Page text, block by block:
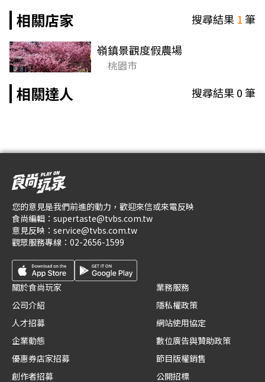
相關店家 搜尋結果 1筆
嶺鎮景觀度假農場
桃園市
相關達人 搜尋結果0筆
您的意見是我們前進的動力，歡迎來信或來電反映
食尚編輯： supertaste@tvbs.com.tw
意見反映： service@tvbs.com.tw
觀眾服務專線： 02-2656-1599
關於食尚玩家
公司介紹
人才招募
企業動態
優惠券店家招募
創作者招募
業務服務
隱私權政策
網站使用協定
數位廣告與贊助政策
節目版權銷售
公開招標